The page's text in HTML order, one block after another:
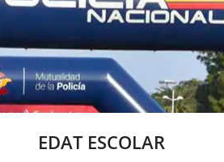
EDAT ESCOLAR